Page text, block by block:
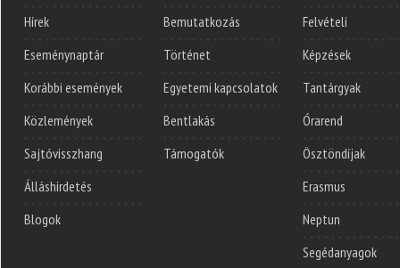
Hírek
Eseménynaptár
Korábbi események
Közlemények
Sajtóvisszhang
Álláshirdetés
Blogok
Bemutatkozás
Történet
Egyetemi kapcsolatok
Bentlakás
Támogatók
Felvételi
Képzések
Tantárgyak
Órarend
Ösztöndíjak
Erasmus
Neptun
Segédanyagok